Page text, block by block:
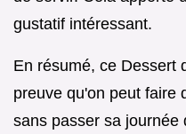
gustatif intéressant.
En résumé, ce Dessert
preuve qu'on peut faire
sans passer sa journée